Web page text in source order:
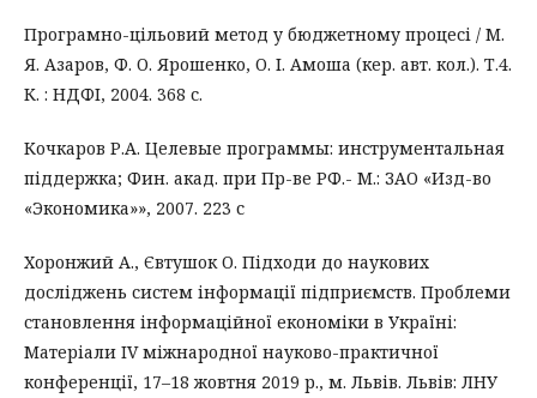
Програмно-цільовий метод у бюджетному процесі / М.
Я. Азаров, Ф. О. Ярошенко, О. І. Амоша (кер. авт. кол.). Т.4.
К. : НДФІ, 2004. 368 с.
Кочкаров Р.А. Целевые программы: инструментальная
піддержка; Фин. акад. при Пр-ве РФ.- М.: ЗАО «Изд-во
«Экономика»», 2007. 223 с
Хоронжий А., Євтушок О. Підходи до наукових
досліджень систем інформації підприємств. Проблеми
становлення інформаційної економіки в Україні:
Матеріали IV міжнародної науково-практичної
конференції, 17–18 жовтня 2019 р., м. Львів. Львів: ЛНУ